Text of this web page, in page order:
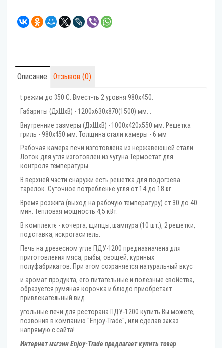
Описание Отзывов (0)
t режим до 350 С. Вмест-ть 2 уровня 980х450.
Габариты (ДхШхВ) - 1200х630х870(1500) мм. .
Внутренние размеры (ДхШхВ) - 1000х420х550 мм. Решетка
гриль - 980х450 мм. Толщина стали камеры - 6 мм.
Рабочая камера печи изготовлена из нержавеющей стали.
Лоток для угля изготовлен из чугуна.Термостат для
контроля температуры.
В верхней части снаружи есть решетка для подогрева
тарелок. Суточное потребление угля от 14 до 18 кг.
Время розжига (выход на рабочую температуру) от 30 до 40
мин. Тепловая мощность 4,5 кВт.
В комплекте - кочерга, щипцы, шампура (10 шт.), 2 решетки,
подставка, искрогаситель.
Печь на древесном угле ПДУ-1200 предназначена для
приготовления мяса, рыбы, овощей, куриных
полуфабрикатов. При этом сохраняется натуральный вкус
и аромат продукта, его питательные и полезные свойства,
образуется румяная корочка и блюдо приобретает
привлекательный вид.
угольные печи для ресторана ПДУ-1200 купить Вы можете,
позвонив в компанию "Enjoy-Trade", или сделав заказ
напрямую с сайта!
Интернет магзин Enjoy-Trade предлагает купить товар